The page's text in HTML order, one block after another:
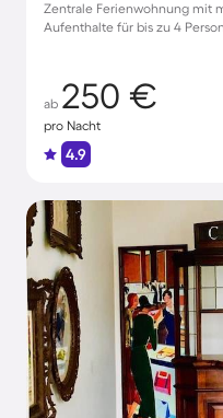
Zentrale Ferienwohnung mit
Aufenthalte für bis zu 4
ab 250 €
pro Nacht
4.9